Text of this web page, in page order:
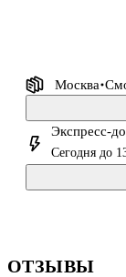
Шармы «Ключики»
Москва
Экспресс-
Сегодня до
ОТЗЫВЫ